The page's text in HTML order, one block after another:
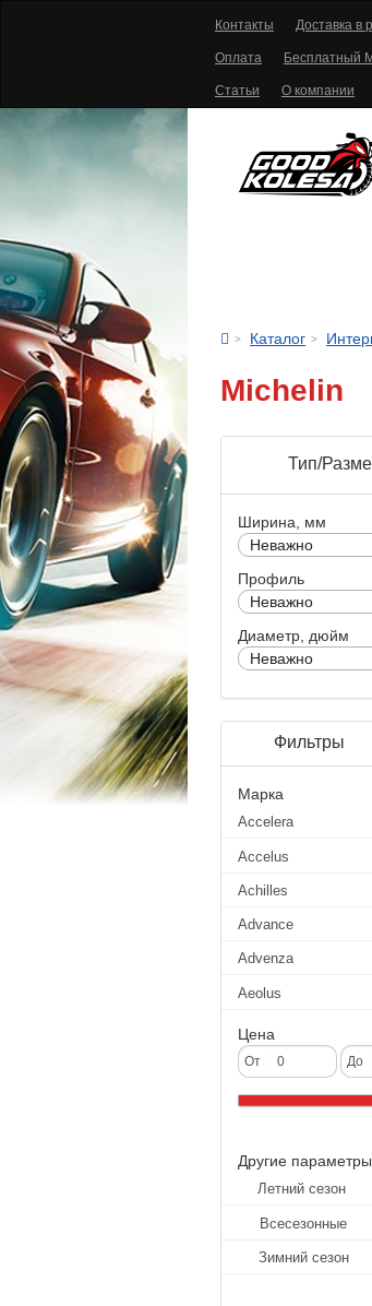
Контакты Доставка в
Оплата Бесплатный
Статьи О компании
Каталог
Michelin
Тип/
Ширина, мм
Неважно
Профиль
Неважно
Диаметр, дюйм
Неважно
Фильтры
Марка
Accelera
Accelus
Achilles
Advance
Advenza
Aeolus
Agate
Agrica
Alliance
Altura
Amberstone
Amtel
Anjie
Цена
От До
Другие параметры
Летний сезон
Всесезонные
Зимний сезон